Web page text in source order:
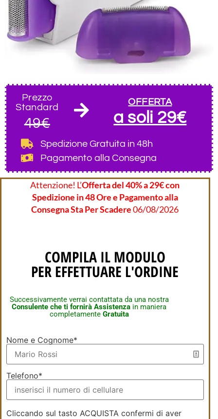
Prezzo
Standard
49€
OFFERTA
a soli 29€
Spedizione Gratuita in 48h
Pagamento alla Consegna
Attenzione! L’Offerta del 40% a 29€ con
Spedizione in 48 Ore e Pagamento alla
Consegna Sta Per Scadere06/08/2026
COMPILA IL MODULO
PER EFFETTUARE L'ORDINE
Successivamente verrai contattata da una nostra
Consulente che ti fornirà Assistenza in maniera
completamente Gratuita
Nome e Cognome*
Telefono*
Cliccando sul tasto ACQUISTA confermi di aver